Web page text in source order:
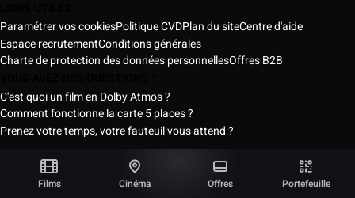
Films Cinéma Offres Portefeuille
Paramétrer vos cookiesPolitique CVDPlan du siteCentre d'aide
Espace recrutementConditions générales
Charte de protection des données personnellesOffres B2B
C'est quoi un film en Dolby Atmos ?
Comment fonctionne la carte 5 places ?
Prenez votre temps, votre fauteuil vous attend ?
Les Cinémas Pathé Sénégal © 2026
Tous droits réservés ®